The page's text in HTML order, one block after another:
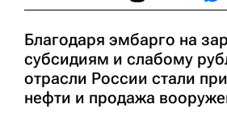
Благодаря эмбарго на
субсидиям и слабому
отрасли России стали
нефти и продажа